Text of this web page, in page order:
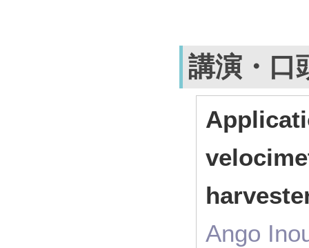
講演・口
Ango